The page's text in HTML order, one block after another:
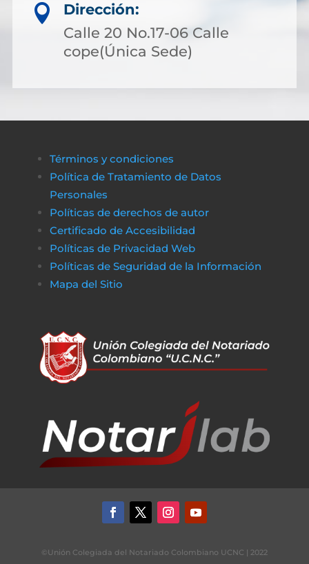

Dirección:
Calle 20 No.17-06 Calle
cope(Única Sede)
Términos y condiciones
Política de Tratamiento de Datos
Personales
Políticas de derechos de autor
Certificado de Accesibilidad
Políticas de Privacidad Web
Políticas de Seguridad de la Información
Mapa del Sitio
©Unión Colegiada del Notariado Colombiano UCNC | 2022